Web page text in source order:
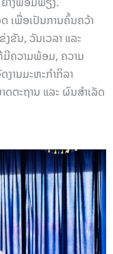
ພື່ອເປັນການຄົ້ນຄວ້າ
ຂັນ, ວັນເວລາ ແລະ
ຄວາມພ້ອມ, ຄວາມ
ານມະຫະກຳກິລາ
ດຕະຖານ ແລະ ຜົນສຳເລັດ